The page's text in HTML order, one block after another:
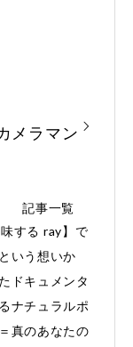
メラマン
記事一覧
する ray】で
いう想いか
ドキュメンタ
ナチュラルポ
真のあなたの